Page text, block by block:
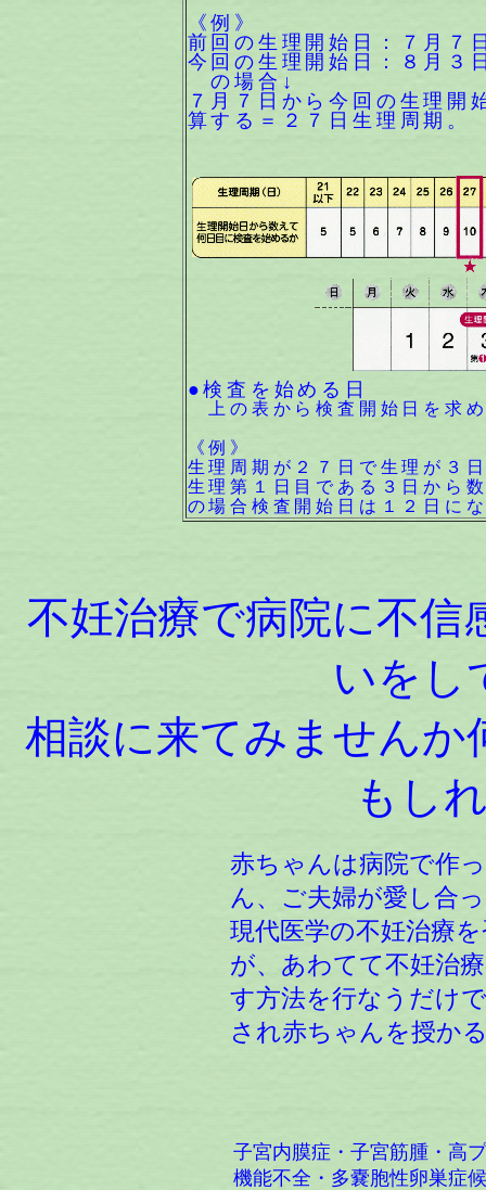
《例》
前回の生理開始日：７月７
今回の生理開始日：８月３
の場合↓
７月７日から今回の生理開
算する＝２７日生理周期。
●検査を始める日
上の表から検査開始日を求
《例》
生理周期が２７日で生理が３
生理第１日目である３日から
の場合検査開始日は１２日に
不妊治療で病院に不信
いをし
相談に来てみませんか
もし
赤ちゃんは病院で作
ん、ご夫婦が愛し合
現代医学の不妊治療
が、あわてて不妊治
す方法を行なうだけ
され赤ちゃんを授か
子宮内膜症・子宮筋腫・高
機能不全・多嚢胞性卵巣症